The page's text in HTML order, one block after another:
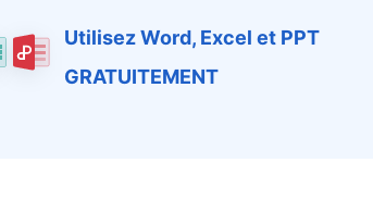
Utilisez Word, Excel et PPT
GRATUITEMENT